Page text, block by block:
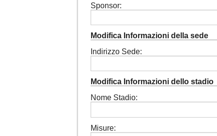
Sponsor:
Modifica Informazioni della sede
Indirizzo Sede:
Modifica Informazioni dello stadio
Nome Stadio:
Misure: